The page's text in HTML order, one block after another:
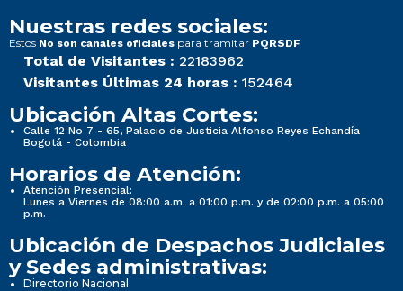
Nuestras redes sociales:
Estos No son canales oficiales para tramitar PQRSDF
Total de Visitantes : 22183962
Visitantes Últimas 24 horas : 152464
Ubicación Altas Cortes:
Calle 12 No 7 - 65, Palacio de Justicia Alfonso Reyes Echandía
Bogotá - Colombia
Horarios de Atención:
Atención Presencial:
Lunes a Viernes de 08:00 a.m. a 01:00 p.m. y de 02:00 p.m. a 05:00
p.m.
Ubicación de Despachos Judiciales
y Sedes administrativas:
Directorio Nacional